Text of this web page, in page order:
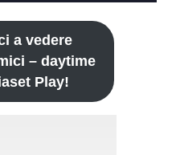
a vedere
– daytime
Play!